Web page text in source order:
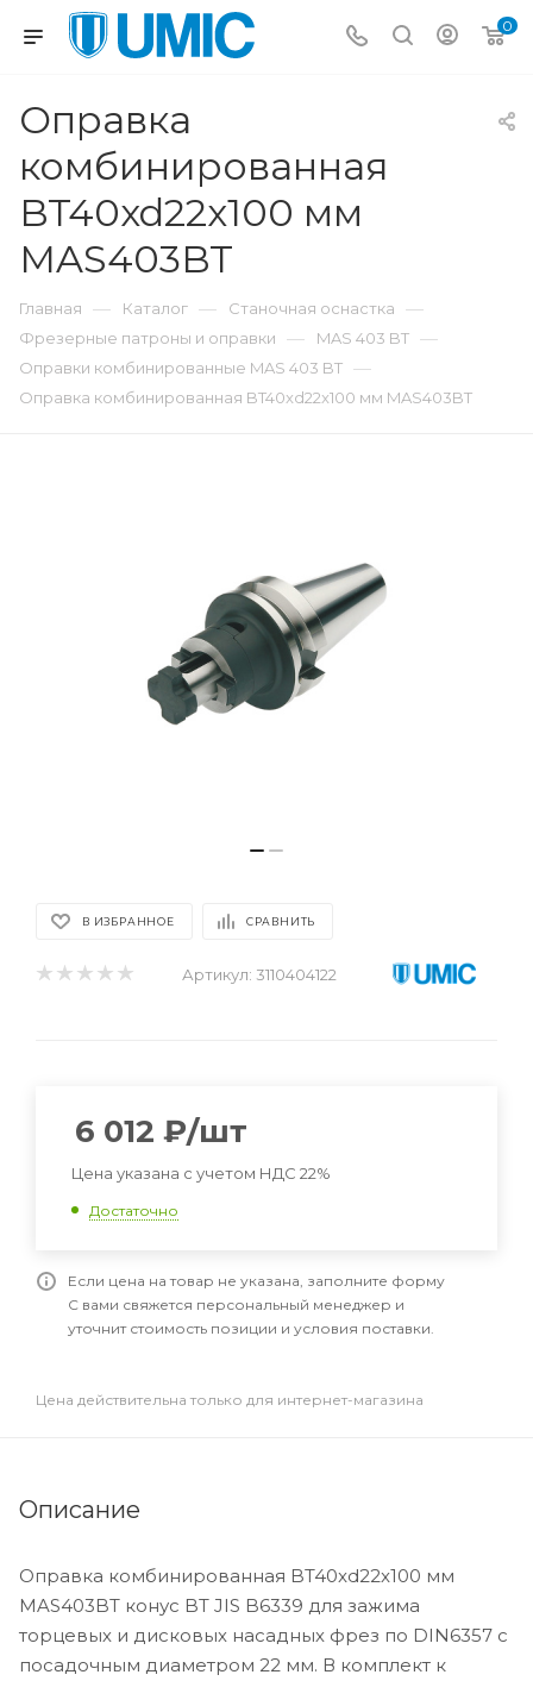
0
Оправка
комбинированная
BT40xd22x100 мм
MAS403BT
Главная — Каталог — Станочная оснастка —
Фрезерные патроны и оправки — MAS 403 BT —
Оправки комбинированные MAS 403 BT —
Оправка комбинированная BT40xd22x100 мм MAS403BT
В ИЗБРАННОЕ СРАВНИТЬ
Артикул: 3110404122
6 012 ₽/шт
Цена указана с учетом НДС 22%
Достаточно
Если цена на товар не указана, заполните форму
С вами свяжется персональный менеджер и
уточнит стоимость позиции и условия поставки.
Цена действительна только для интернет-магазина
Описание
Оправка комбинированная BT40xd22x100 мм
MAS403BT конус BT JIS B6339 для зажима
торцевых и дисковых насадных фрез по DIN6357 с
посадочным диаметром 22 мм. В комплект к